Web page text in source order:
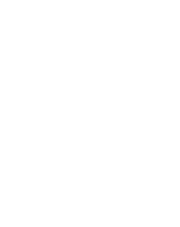
すいです。
で、意外性と魅